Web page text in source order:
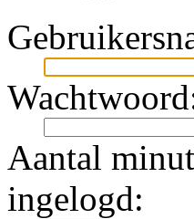
Aantal
ingelogd: